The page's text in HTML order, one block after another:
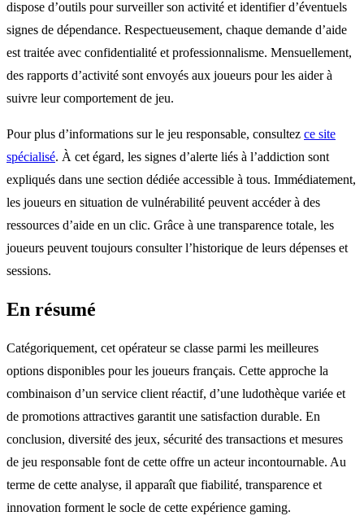
dispose d’outils pour surveiller son activité et identifier d’éventuels
signes de dépendance. Respectueusement, chaque demande d’aide
est traitée avec confidentialité et professionnalisme. Mensuellement,
des rapports d’activité sont envoyés aux joueurs pour les aider à
suivre leur comportement de jeu.
Pour plus d’informations sur le jeu responsable, consultez ce site
spécialisé. À cet égard, les signes d’alerte liés à l’addiction sont
expliqués dans une section dédiée accessible à tous. Immédiatement,
les joueurs en situation de vulnérabilité peuvent accéder à des
ressources d’aide en un clic. Grâce à une transparence totale, les
joueurs peuvent toujours consulter l’historique de leurs dépenses et
sessions.
En résumé
Catégoriquement, cet opérateur se classe parmi les meilleures
options disponibles pour les joueurs français. Cette approche la
combinaison d’un service client réactif, d’une ludothèque variée et
de promotions attractives garantit une satisfaction durable. En
conclusion, diversité des jeux, sécurité des transactions et mesures
de jeu responsable font de cette offre un acteur incontournable. Au
terme de cette analyse, il apparaît que fiabilité, transparence et
innovation forment le socle de cette expérience gaming.